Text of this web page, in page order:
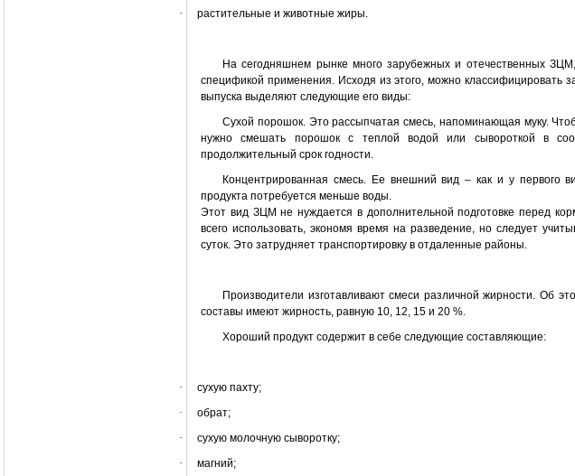
·
растительные и животные жиры.
На сегодняшнем рынке много зарубежных и отечественных
спецификой применения. Исходя из этого, можно
выпуска выделяют следующие его виды:
Сухой порошок. Это рассыпчатая смесь, напоминающая муку.
нужно смешать порошок с теплой водой или сывороткой в
продолжительный срок годности.
Концентрированная смесь. Ее внешний вид – как и у первого
продукта потребуется меньше воды.
Этот вид ЗЦМ не нуждается в дополнительной подготовке перед
всего использовать, экономя время на разведение, но следует
суток. Это затрудняет транспортировку в отдаленные районы.
Производители изготавливают смеси различной жирности. Об
составы имеют жирность, равную 10, 12, 15 и 20 %.
Хороший продукт содержит в себе следующие составляющие:
·
сухую пахту;
·
обрат;
·
сухую молочную сыворотку;
·
магний;